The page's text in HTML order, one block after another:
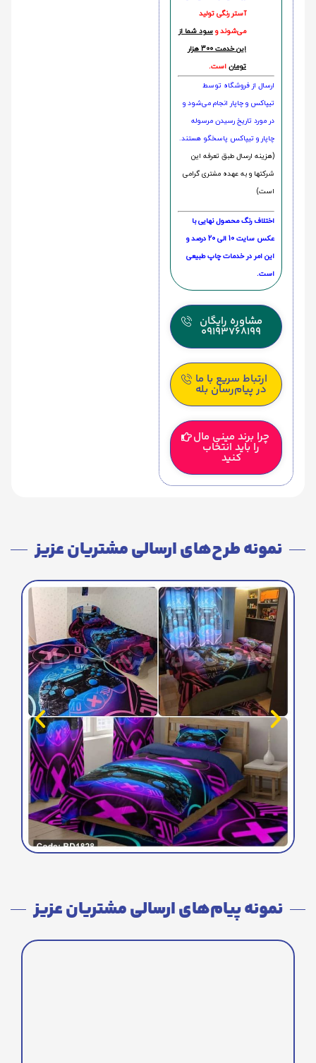
آستر رنگی تولید
می‌شوند و سود شما از
این خدمت 300 هزار
تومان است.
ارسال از فروشگاه توسط
تیپاکس و چاپار انجام می‌شود و
در مورد تاریخ رسیدن مرسوله
چاپار و تیپاکس پاسخگو هستند.
(هزینه ارسال طبق تعرفه این
شرکتها و به عهده مشتری گرامی
است)
اختلاف رنگ محصول نهایی با
عکس سایت 10 الی 20 درصد و
این امر در خدمات چاپ طبیعی
است.
مشاوره رایگان
09193768199
ارتباط سریع با ما
در پیام‌رسان بله
چرا برند مینی مال
را باید انتخاب
کنید
نمونه طرح‌های ارسالی مشتریان عزیز
نمونه پیام‌های ارسالی مشتریان عزیز